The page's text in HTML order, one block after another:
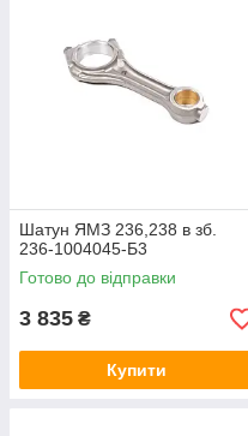
Шатун ЯМЗ 236,238 в зб.
236-1004045-Б3
Готово до відправки
3 835 ₴
Купити